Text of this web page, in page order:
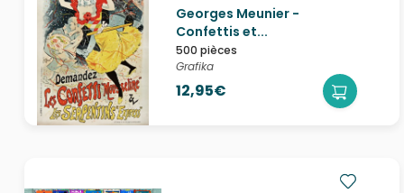
Georges Meunier -
Confettis et...
500 pièces
Grafika
12,95€